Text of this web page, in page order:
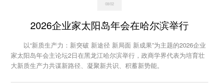
08/02
2026企业家太阳岛年会在哈尔滨举行
以“新质生产力：新突破 新途径 新局面 新成果”为主题的2026企业
家太阳岛年会主论坛2日在黑龙江哈尔滨举行，政商学界代表为培育壮
大新质生产力共谋新路径、凝聚新共识、积蓄新势能。